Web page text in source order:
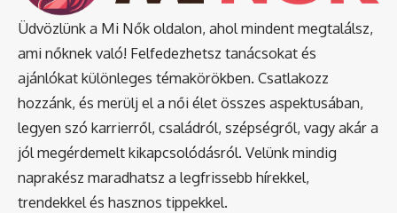
Üdvözlünk a Mi Nők oldalon, ahol mindent megtalálsz,
ami nőknek való! Felfedezhetsz tanácsokat és
ajánlókat különleges témakörökben. Csatlakozz
hozzánk, és merülj el a női élet összes aspektusában,
legyen szó karrierről, családról, szépségről, vagy akár a
jól megérdemelt kikapcsolódásról. Velünk mindig
naprakész maradhatsz a legfrissebb hírekkel,
trendekkel és hasznos tippekkel.